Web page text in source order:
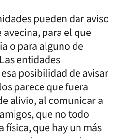
pueden dar aviso
para el que
o para alguno de
entidades
posibilidad de avisar
parece que fuera
alivio, al comunicar a
que no todo
física, que hay un más